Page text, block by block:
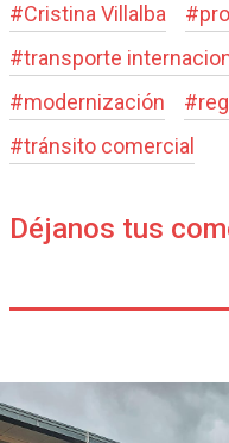
#Cristina Villalba #
#transporte
#modernización #
#tránsito comercial
Déjanos tus